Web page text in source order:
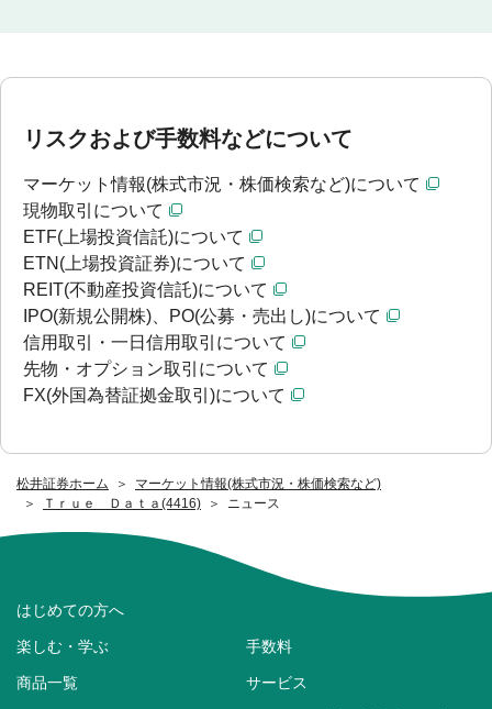
松井証券ホーム
マーケット情報(株式市況・株価検索など)
Ｔｒｕｅ Ｄａｔａ(4416)
ニュース
リスクおよび手数料などについて
マーケット情報(株式市況・株価検索など)について
現物取引について
ETF(上場投資信託)について
ETN(上場投資証券)について
REIT(不動産投資信託)について
IPO(新規公開株)、PO(公募・売出し)について
信用取引・一日信用取引について
先物・オプション取引について
FX(外国為替証拠金取引)について
はじめての方へ
楽しむ・学ぶ 手数料
商品一覧 サービス